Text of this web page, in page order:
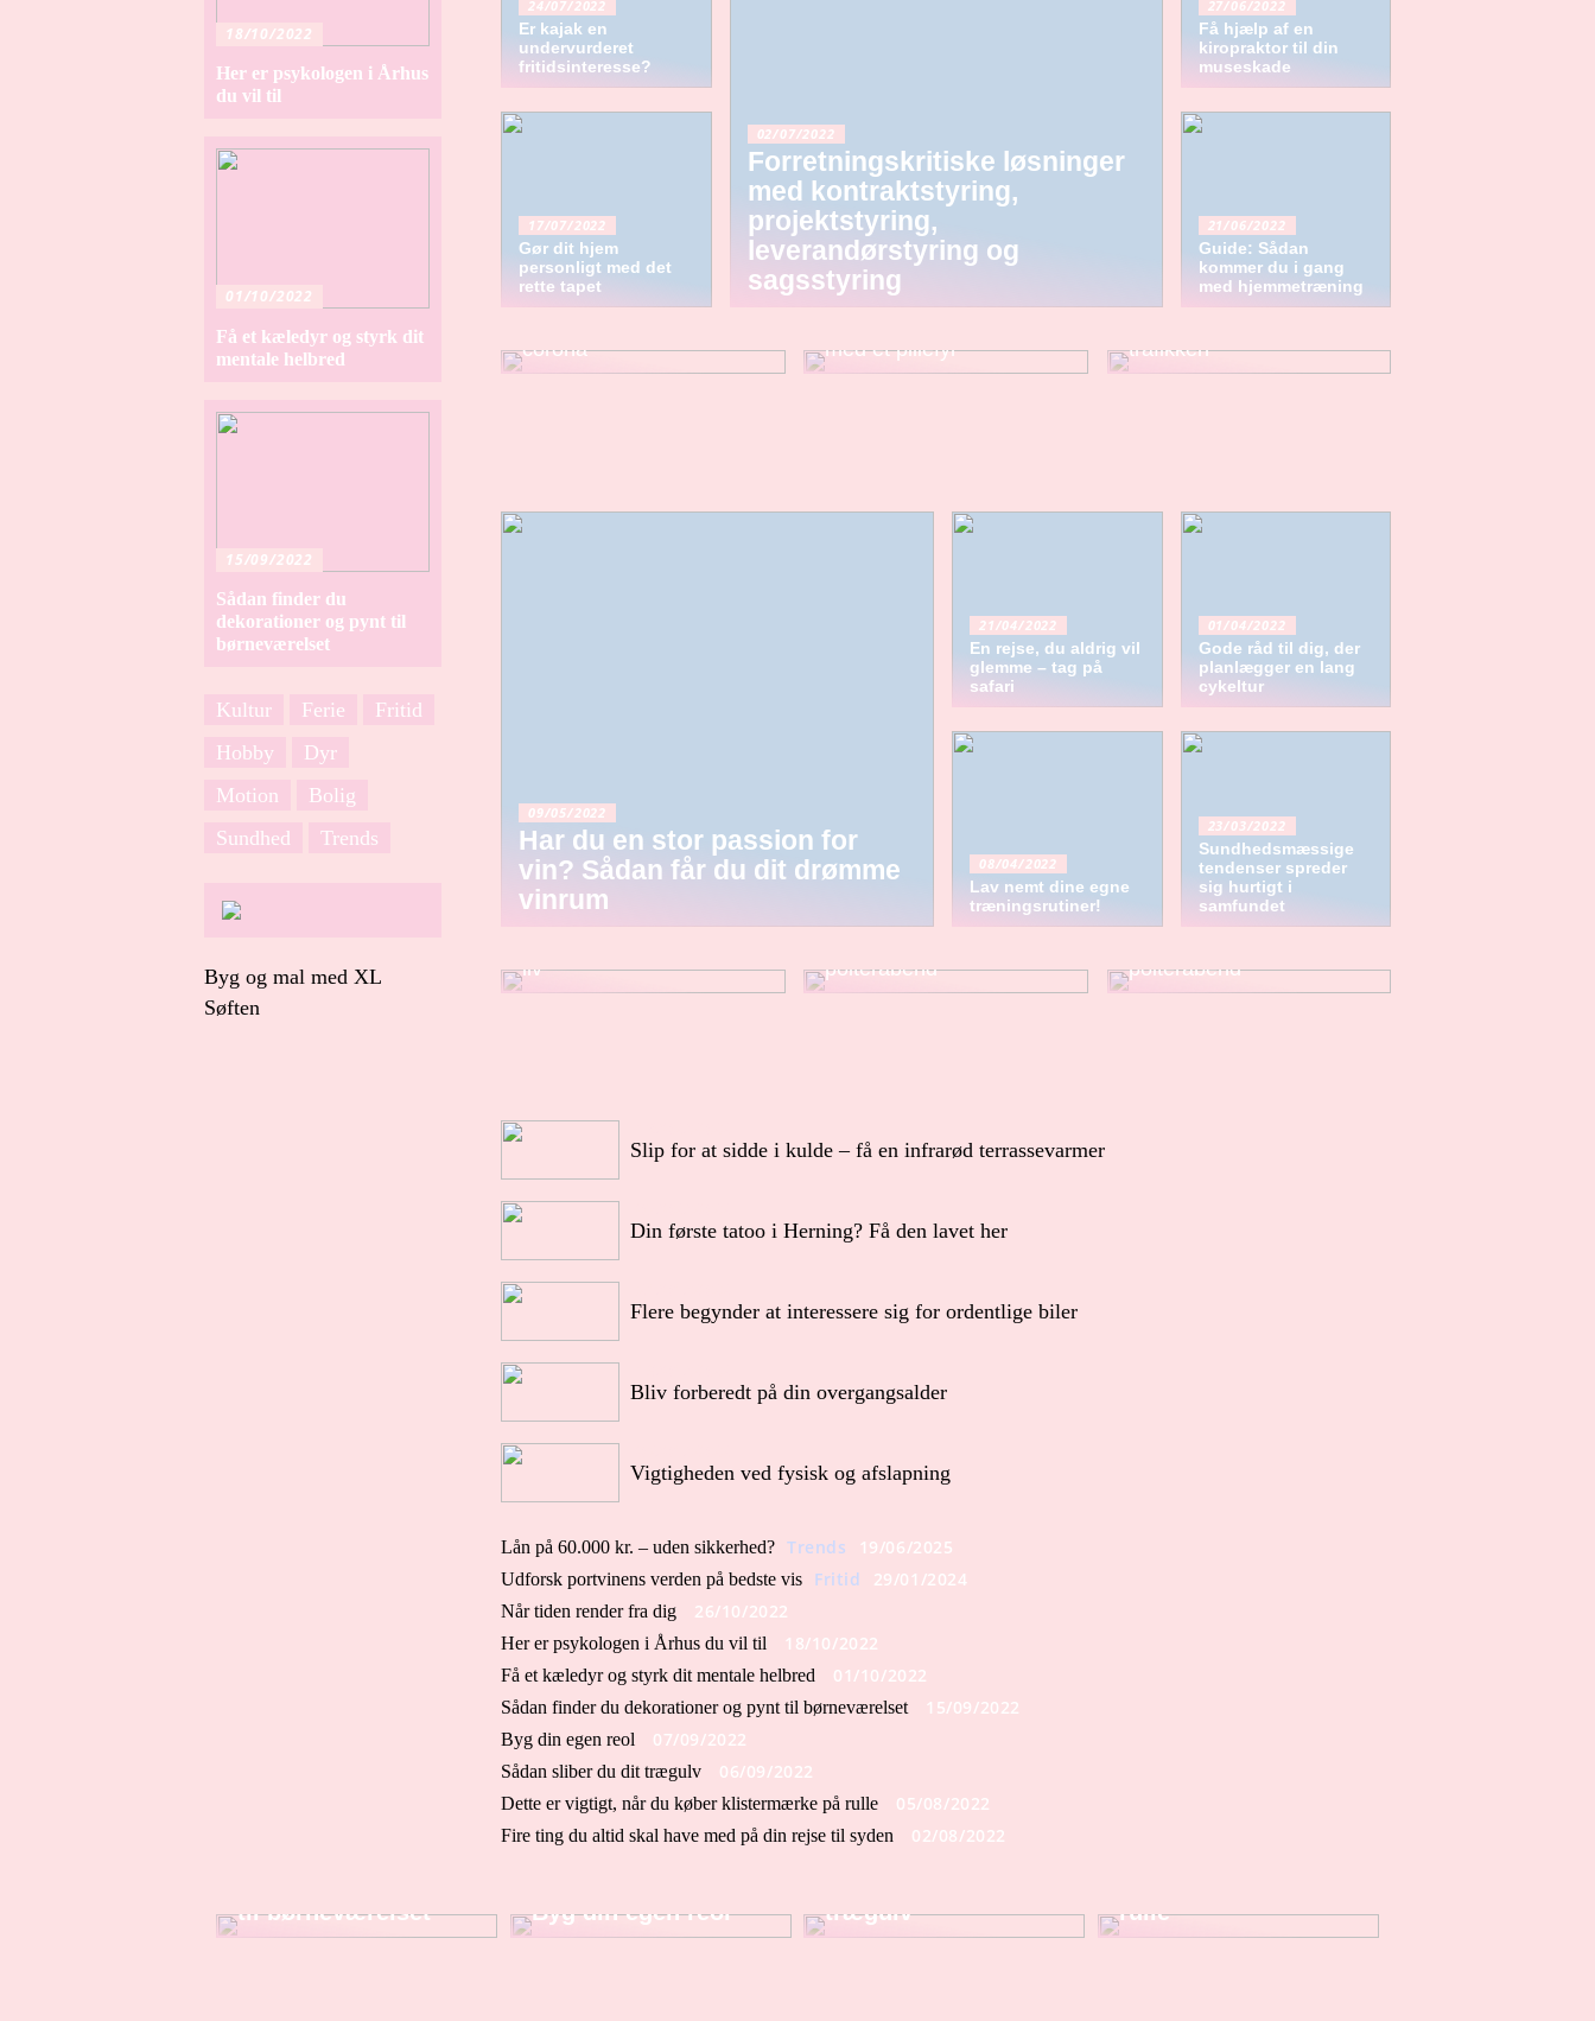
24/07/2022
Er kajak en
undervurderet
fritidsinteresse?
17/07/2022
Gør dit hjem
personligt med det
rette tapet
02/07/2022
Forretningskritiske løsninger
med kontraktstyring,
projektstyring,
leverandørstyring og
sagsstyring
27/06/2022
Få hjælp af en
kiropraktor til din
museskade
21/06/2022
Guide: Sådan
kommer du i gang
med hjemmetræning
corona
med et pillefyr
Sådan passer du godt på
trafikken
09/05/2022
Har du en stor passion for
vin? Sådan får du dit drømme
vinrum
21/04/2022
En rejse, du aldrig vil
glemme – tag på
safari
08/04/2022
Lav nemt dine egne
træningsrutiner!
01/04/2022
Gode råd til dig, der
planlægger en lang
cykeltur
23/03/2022
Sundhedsmæssige
tendenser spreder
sig hurtigt i
samfundet
liv
polterabend
polterabend
Slip for at sidde i kulde – få en infrarød terrassevarmer
Din første tatoo i Herning? Få den lavet her
Flere begynder at interessere sig for ordentlige biler
Bliv forberedt på din overgangsalder
Vigtigheden ved fysisk og afslapning
Lån på 60.000 kr. – uden sikkerhed? Trends 19/06/2025
Udforsk portvinens verden på bedste vis Fritid 29/01/2024
Når tiden render fra dig 26/10/2022
Her er psykologen i Århus du vil til 18/10/2022
Få et kæledyr og styrk dit mentale helbred 01/10/2022
Sådan finder du dekorationer og pynt til børneværelset 15/09/2022
Byg din egen reol 07/09/2022
Sådan sliber du dit trægulv 06/09/2022
Dette er vigtigt, når du køber klistermærke på rulle 05/08/2022
Fire ting du altid skal have med på din rejse til syden 02/08/2022
18/10/2022
Her er psykologen i Århus
du vil til
01/10/2022
Få et kæledyr og styrk dit
mentale helbred
15/09/2022
Sådan finder du
dekorationer og pynt til
børneværelset
Kultur Ferie
Fritid
Hobby
Dyr
Motion
Bolig
Sundhed
Trends
Byg og mal med XL
Søften
til børneværelset
Byg din egen reol
trægulv
rulle